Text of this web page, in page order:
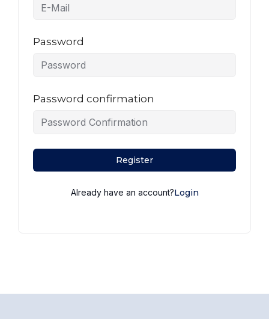
Password
Password confirmation
Register
Already have an account?Login